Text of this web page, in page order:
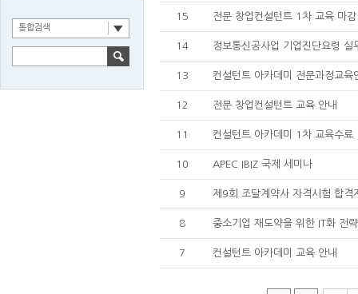
통합검색
15 전문 창업컨설턴트 1차 교육 마감
14 정보통신공사업 기업진단요령 실
13 컨설턴트 아카데미 전문과정교육
12 전문 창업컨설턴트 교육 안내
11 컨설턴트 아카데미 1차 교육수료
10 APEC IBIZ 국제 세미나
9 제9회 조달계약사 자격시험 합격
8 중소기업 재도약을 위한 IT화 전
7 컨설턴트 아카데미 교육 안내